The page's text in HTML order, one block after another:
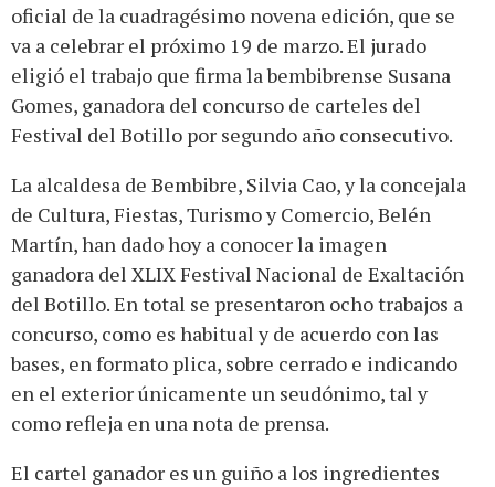
oficial de la cuadragésimo novena edición, que se
va a celebrar el próximo 19 de marzo. El jurado
eligió el trabajo que firma la bembibrense Susana
Gomes, ganadora del concurso de carteles del
Festival del Botillo por segundo año consecutivo.
La alcaldesa de Bembibre, Silvia Cao, y la concejala
de Cultura, Fiestas, Turismo y Comercio, Belén
Martín, han dado hoy a conocer la imagen
ganadora del XLIX Festival Nacional de Exaltación
del Botillo. En total se presentaron ocho trabajos a
concurso, como es habitual y de acuerdo con las
bases, en formato plica, sobre cerrado e indicando
en el exterior únicamente un seudónimo, tal y
como refleja en una nota de prensa.
El cartel ganador es un guiño a los ingredientes